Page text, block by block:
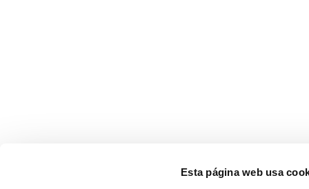
Esta página web usa